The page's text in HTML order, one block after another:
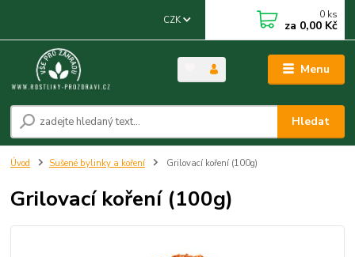
Menu
CZK
Hledat
0 ks
za 0,00 Kč
Úvod Sušené bylinky a koření Grilovací koření (100g)
Grilovací koření (100g)